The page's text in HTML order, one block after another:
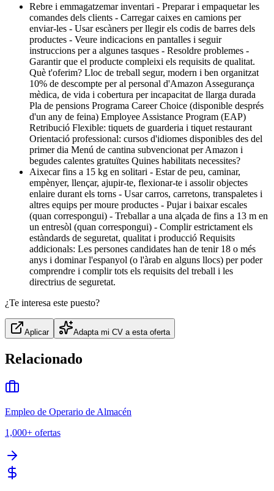
Rebre i emmagatzemar inventari - Preparar i empaquetar les
comandes dels clients - Carregar caixes en camions per
enviar-les - Usar escàners per llegir els codis de barres dels
productes - Veure indicacions en pantalles i seguir
instruccions per a algunes tasques - Resoldre problemes -
Garantir que el producte compleixi els requisits de qualitat.
Què t'oferim? Lloc de treball segur, modern i ben organitzat
10% de descompte per al personal d'Amazon Assegurança
mèdica, de vida i cobertura per incapacitat de llarga durada
Pla de pensions Programa Career Choice (disponible després
d'un any de feina) Employee Assistance Program (EAP)
Retribució Flexible: tiquets de guarderia i tiquet restaurant
Orientació professional: cursos d'idiomes disponibles des del
primer dia Menú de cantina subvencionat per Amazon i
begudes calentes gratuïtes Quines habilitats necessites?
Aixecar fins a 15 kg en solitari - Estar de peu, caminar,
empènyer, llençar, ajupir-te, flexionar-te i assolir objectes
enlaire durant els torns - Usar carros, carretons, transpaletes i
altres equips per moure productes - Pujar i baixar escales
(quan correspongui) - Treballar a una alçada de fins a 13 m en
un entresòl (quan correspongui) - Complir estrictament els
estàndards de seguretat, qualitat i producció Requisits
addicionals: Les persones candidates han de tenir 18 o més
anys i dominar l'espanyol (o l'àrab en alguns llocs) per poder
comprendre i complir tots els requisits del treball i les
directrius de seguretat.
¿Te interesa este puesto?
Aplicar Adapta mi CV a esta oferta
Relacionado
Empleo de Operario de Almacén
1,000+ ofertas